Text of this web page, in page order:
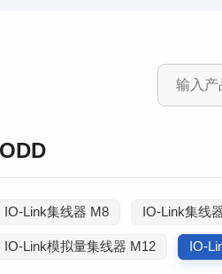
IO-Link集线器 M8 IO-Link集线
IO-Link模拟量集线器 M12 IO-